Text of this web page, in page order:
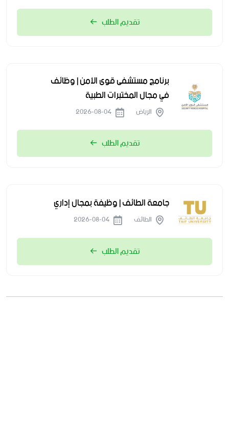
تقديم الطلب
برنامج مستشفى قوى الأمن | وظائف
في مجال المختبرات الطبية
الرياض
تقديم الطلب
جامعة الطائف | وظيفة بمجال إداري
الطائف
تقديم الطلب